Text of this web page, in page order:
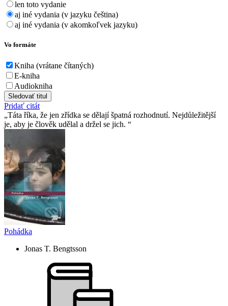
len toto vydanie
aj iné vydania (v jazyku čeština)
aj iné vydania (v akomkoľvek jazyku)
Vo formáte
Kniha (vrátane čítaných)
E-kniha
Audiokniha
Sledovať titul
Pridať citát
Táta říka, že jen zřídka se dělají špatná rozhodnutí. Nejdůležitější
je, aby je člověk udělal a držel se jich.
Pohádka
Jonas T. Bengtsson